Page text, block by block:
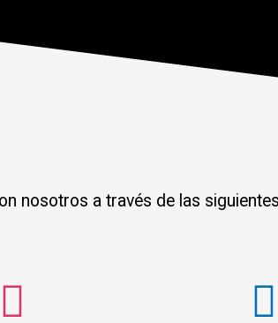
nosotros a través de las